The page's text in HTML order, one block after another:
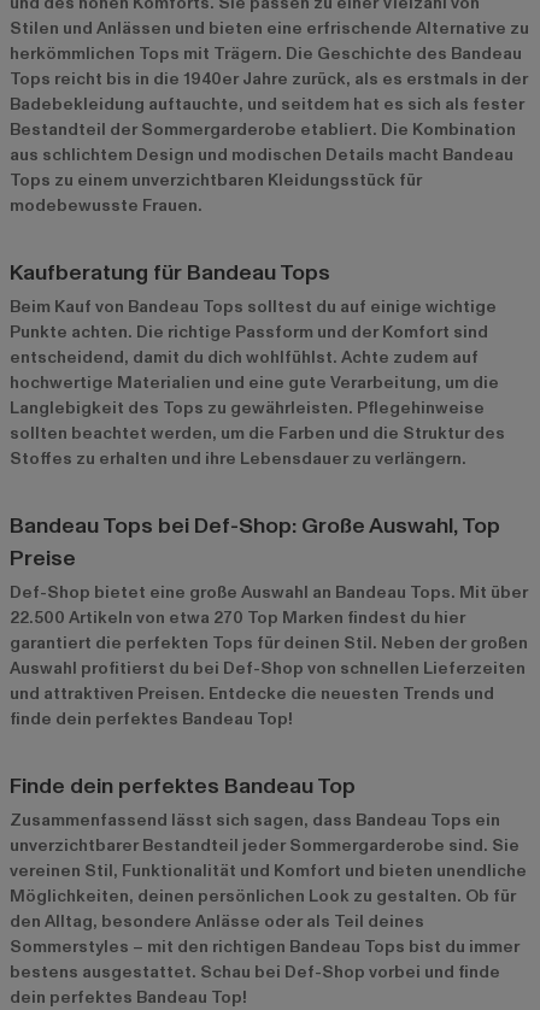
Stilen und Anlässen und bieten eine erfrischende Alternative zu
herkömmlichen Tops mit Trägern. Die Geschichte des Bandeau
Tops reicht bis in die 1940er Jahre zurück, als es erstmals in der
Badebekleidung auftauchte, und seitdem hat es sich als fester
Bestandteil der Sommergarderobe etabliert. Die Kombination
aus schlichtem Design und modischen Details macht Bandeau
Tops zu einem unverzichtbaren Kleidungsstück für
modebewusste Frauen.
Kaufberatung für Bandeau Tops
Beim Kauf von Bandeau Tops solltest du auf einige wichtige
Punkte achten. Die richtige Passform und der Komfort sind
entscheidend, damit du dich wohlfühlst. Achte zudem auf
hochwertige Materialien und eine gute Verarbeitung, um die
Langlebigkeit des Tops zu gewährleisten. Pflegehinweise
sollten beachtet werden, um die Farben und die Struktur des
Stoffes zu erhalten und ihre Lebensdauer zu verlängern.
Bandeau Tops bei Def-Shop: Große Auswahl, Top
Preise
Def-Shop bietet eine große Auswahl an Bandeau Tops. Mit über
22.500 Artikeln von etwa 270 Top Marken findest du hier
garantiert die perfekten Tops für deinen Stil. Neben der großen
Auswahl profitierst du bei Def-Shop von schnellen Lieferzeiten
und attraktiven Preisen. Entdecke die neuesten Trends und
finde dein perfektes Bandeau Top!
Finde dein perfektes Bandeau Top
Zusammenfassend lässt sich sagen, dass Bandeau Tops ein
unverzichtbarer Bestandteil jeder Sommergarderobe sind. Sie
vereinen Stil, Funktionalität und Komfort und bieten unendliche
Möglichkeiten, deinen persönlichen Look zu gestalten. Ob für
den Alltag, besondere Anlässe oder als Teil deines
Sommerstyles – mit den richtigen Bandeau Tops bist du immer
bestens ausgestattet. Schau bei Def-Shop vorbei und finde
dein perfektes Bandeau Top!